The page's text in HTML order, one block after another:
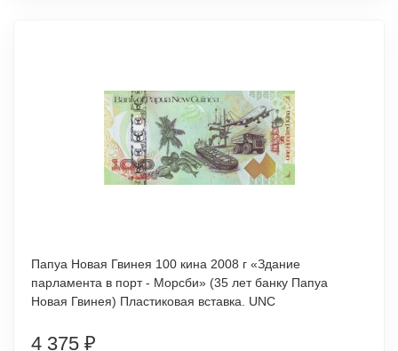
Папуа Новая Гвинея 100 кина 2008 г «Здание
парламента в порт - Морсби» (35 лет банку Папуа
Новая Гвинея) Пластиковая вставка. UNC
4 375 ₽